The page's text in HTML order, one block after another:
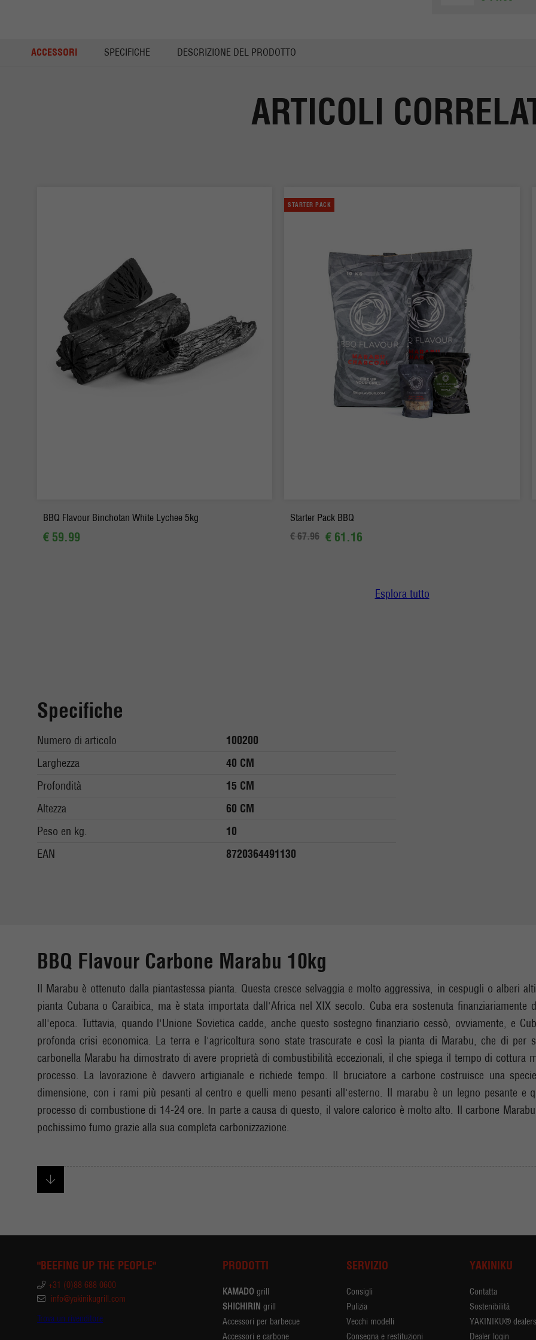
ACCESSORI SPECIFICHE DESCRIZIONE DEL PRODOTTO
ARTICOLI
BBQ Flavour Binchotan White Lychee 5kg
€ 59.99
STARTER PACK
Starter Pack BBQ
€ 67.96 € 61.16
Esplora tutto
Specifiche
Numero di articolo
100200
Larghezza
40 CM
Profondità
15 CM
Altezza
60 CM
Peso en kg.
10
EAN
8720364491130
BBQ Flavour Carbone Marabu 10kg
Il Marabu è ottenuto dalla piantastessa pianta. Questa cresce selvaggia e molto aggressiva, in cespugli o alberi
pianta Cubana o Caraibica, ma è stata importata dall'Africa nel XIX secolo. Cuba era sostenuta
all'epoca. Tuttavia, quando l'Unione Sovietica cadde, anche questo sostegno finanziario cessò, ovviamente, e
profonda crisi economica. La terra e l'agricoltura sono state trascurate e così la pianta di Marabu, che di per
carbonella Marabu ha dimostrato di avere proprietà di combustibilità eccezionali, il che spiega il tempo di cottura
processo. La lavorazione è davvero artigianale e richiede tempo. Il bruciatore a carbone costruisce una
dimensione, con i rami più pesanti al centro e quelli meno pesanti all'esterno. Il marabu è un legno pesante e
processo di combustione di 14-24 ore. In parte a causa di questo, il valore calorico è molto alto. Il carbone
pochissimo fumo grazie alla sua completa carbonizzazione.
"BEEFING UP THE PEOPLE"
+31 (0)88 688 0600
info@yakinikugrill.com
Trova un rivenditore
PRODOTTI
KAMADO grill
SHICHIRIN grill
Accessori per barbecue
Accessori e carbone
SERVIZIO
Consigli
Pulizia
Vecchi modelli
Consegna e restituzioni
YAKINIKU
Contatta
Sostenibilità
YAKINIKU®
Dealer login